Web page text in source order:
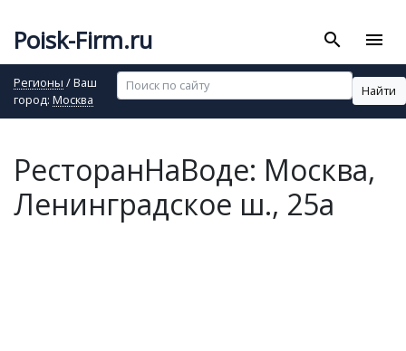
Poisk-Firm.ru search menu
Регионы / Ваш
город: Москва
Найти
РесторанНаВоде: Москва,
Ленинградское ш., 25а